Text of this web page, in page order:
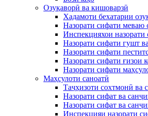
Озуқаворӣ ва кишоварзӣ
Хадамоти бехатарии
Назорати сифати меваю
Инспекцияхои назорати
Назорати сифати гушт
Назорати сифати
Назорати сифати ғизои
Назорати сифати
Маҳсулоти саноатӣ
Таҷҳизоти сохтмонӣ ва
Назорати сифат ва
Назорати сифат ва
Инспекцияи назорати